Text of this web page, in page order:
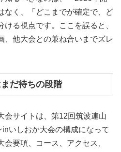
なく、「どこまでが確定で、ど
ける視点です。ここを誤ると、
、他大会との兼ね合いまでズレ
だ待ちの段階
会サイトは、第12回筑波連山
いしおか大会の構成になって
要項、コース、アクセス、